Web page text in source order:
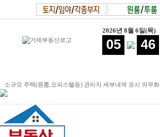
2026년 8월 6일(목)
05 46
소규모 주택(원룸,오피스텔등) 관리지 세부내역 표시 의무화